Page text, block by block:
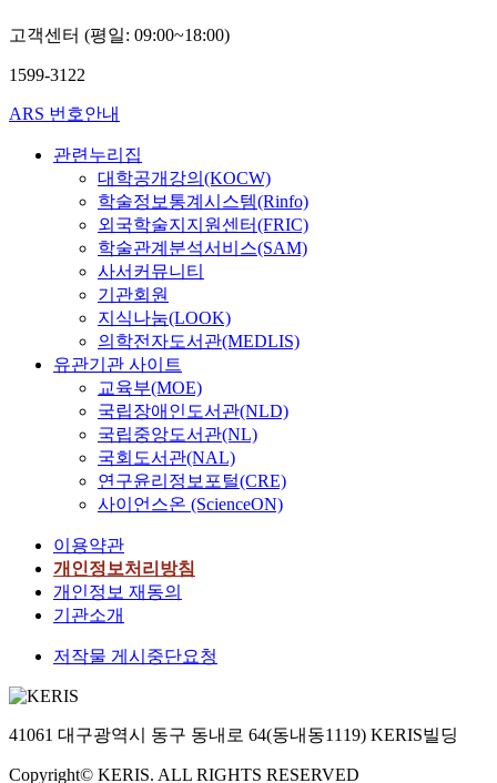
고객센터 (평일: 09:00~18:00)
1599-3122
ARS 번호안내
관련누리집
대학공개강의(KOCW)
학술정보통계시스템(Rinfo)
외국학술지지원센터(FRIC)
학술관계분석서비스(SAM)
사서커뮤니티
기관회원
지식나눔(LOOK)
의학전자도서관(MEDLIS)
유관기관 사이트
교육부(MOE)
국립장애인도서관(NLD)
국립중앙도서관(NL)
국회도서관(NAL)
연구윤리정보포털(CRE)
사이언스온 (ScienceON)
이용약관
개인정보처리방침
개인정보 재동의
기관소개
저작물 게시중단요청
41061 대구광역시 동구 동내로 64(동내동1119) KERIS빌딩
Copyright© KERIS. ALL RIGHTS RESERVED